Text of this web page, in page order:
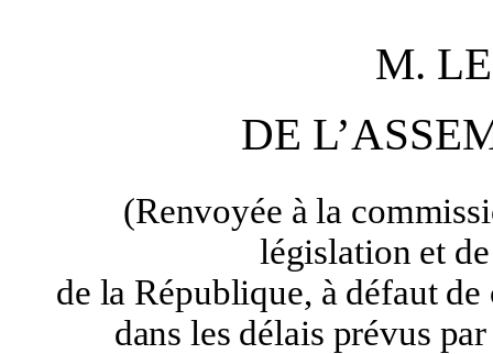
M.
DE
(Renvoyée à la
législation et
de la République, à défaut
dans les délais prévus